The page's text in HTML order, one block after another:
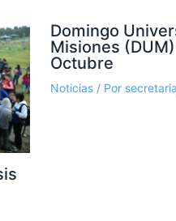
Domingo
Misiones
Octubre
Noticias/ Por